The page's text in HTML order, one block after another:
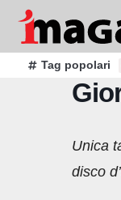
Salta
contenutoTag popolari
Unica
disco